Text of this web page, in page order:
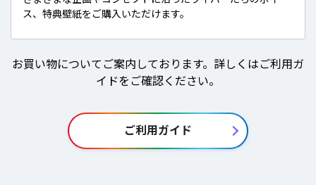
ス、特典壁紙をご購入いただけます。
お買い物についてご案内しております。詳しくはご利用ガ
イドをご確認ください。
ご利用ガイド